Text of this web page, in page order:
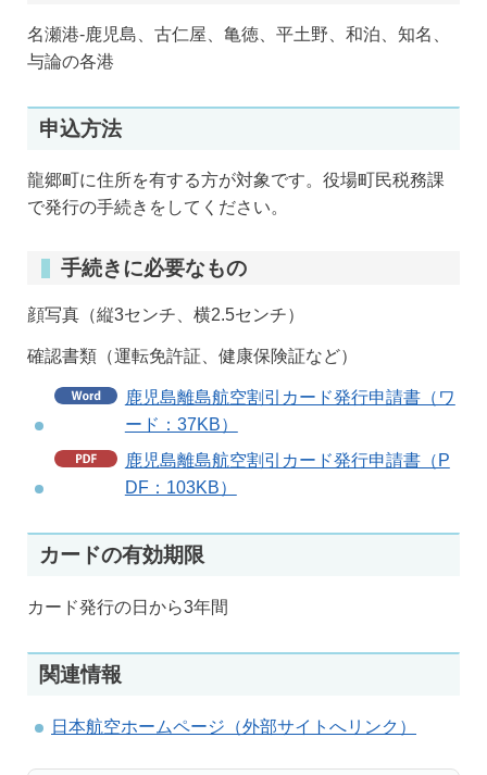
名瀬港-鹿児島、古仁屋、亀徳、平土野、和泊、知名、
与論の各港
申込方法
龍郷町に住所を有する方が対象です。役場町民税務課
で発行の手続きをしてください。
手続きに必要なもの
顔写真（縦3センチ、横2.5センチ）
確認書類（運転免許証、健康保険証など）
鹿児島離島航空割引カード発行申請書（ワ
ード：37KB）
鹿児島離島航空割引カード発行申請書（P
DF：103KB）
カードの有効期限
カード発行の日から3年間
関連情報
日本航空ホームページ（外部サイトへリンク）